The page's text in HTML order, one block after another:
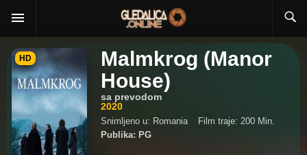
HD
Malmkrog (Manor
House)
sa prevodom
2020
Snimljeno u: Romania
Film traje: 200 Min.
Publika: PG